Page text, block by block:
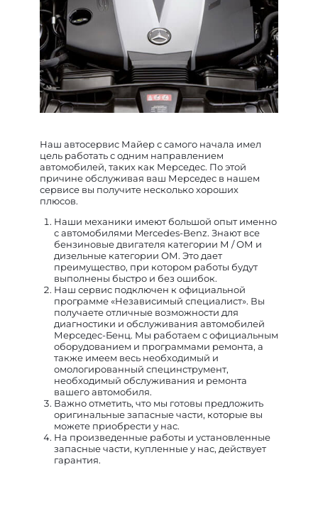
Наш автосервис Майер с самого начала имел
цель работать с одним направлением
автомобилей, таких как Мерседес. По этой
причине обслуживая ваш Мерседес в нашем
сервисе вы получите несколько хороших
плюсов.
Наши механики имеют большой опыт именно
с автомобилями Mercedes-Benz. Знают все
бензиновые двигателя категории М / ОМ и
дизельные категории ОМ. Это дает
преимущество, при котором работы будут
выполнены быстро и без ошибок.
Наш сервис подключен к официальной
программе «Независимый специалист». Вы
получаете отличные возможности для
диагностики и обслуживания автомобилей
Мерседес-Бенц. Мы работаем с официальным
оборудованием и программами ремонта, а
также имеем весь необходимый и
омологированный специнструмент,
необходимый обслуживания и ремонта
вашего автомобиля.
Важно отметить, что мы готовы предложить
оригинальные запасные части, которые вы
можете приобрести у нас.
На произведенные работы и установленные
запасные части, купленные у нас, действует
гарантия.